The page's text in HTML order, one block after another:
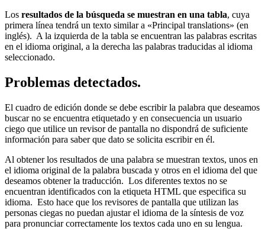
Los resultados de la búsqueda se muestran en una tabla, cuya
primera línea tendrá un texto similar a «Principal translations» (en
inglés). A la izquierda de la tabla se encuentran las palabras escritas
en el idioma original, a la derecha las palabras traducidas al idioma
seleccionado.
Problemas detectados.
El cuadro de edición donde se debe escribir la palabra que deseamos
buscar no se encuentra etiquetado y en consecuencia un usuario
ciego que utilice un revisor de pantalla no dispondrá de suficiente
información para saber que dato se solicita escribir en él.
Al obtener los resultados de una palabra se muestran textos, unos en
el idioma original de la palabra buscada y otros en el idioma del que
deseamos obtener la traducción. Los diferentes textos no se
encuentran identificados con la etiqueta HTML que especifica su
idioma. Esto hace que los revisores de pantalla que utilizan las
personas ciegas no puedan ajustar el idioma de la síntesis de voz
para pronunciar correctamente los textos cada uno en su lengua.